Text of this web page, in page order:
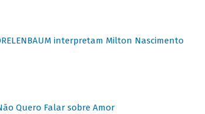
interpretam Milton Nascimento
Quero Falar sobre Amor